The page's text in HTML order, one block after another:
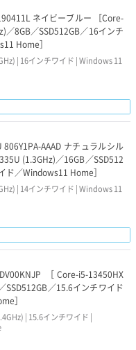
ネイビーブルー ［Core-
／8GB／SSD512GB／16インチ
Home］
| 16インチワイド | Windows 11
AAAD ナチュラルシル
(1.3GHz)／16GB／SSD512
ド／Windows11 Home］
| 14インチワイド | Windows 11
［Core-i5-13450HX
SSD512GB／15.6インチワイド
］
| 15.6インチワイド |